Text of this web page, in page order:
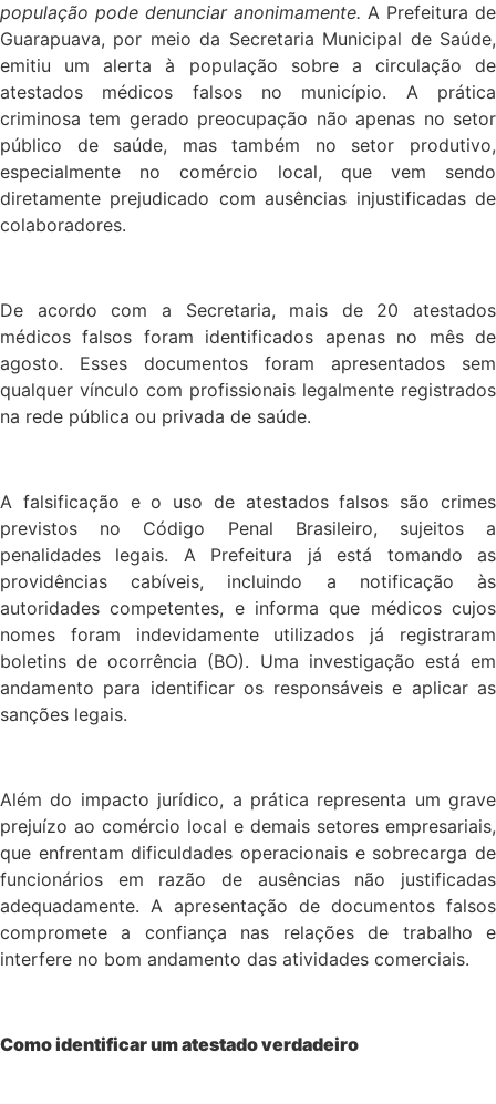
população pode denunciar anonimamente. A Prefeitura de
Guarapuava, por meio da Secretaria Municipal de Saúde,
emitiu um alerta à população sobre a circulação de
atestados médicos falsos no município. A prática
criminosa tem gerado preocupação não apenas no setor
público de saúde, mas também no setor produtivo,
especialmente no comércio local, que vem sendo
diretamente prejudicado com ausências injustificadas de
colaboradores.
De acordo com a Secretaria, mais de 20 atestados
médicos falsos foram identificados apenas no mês de
agosto. Esses documentos foram apresentados sem
qualquer vínculo com profissionais legalmente registrados
na rede pública ou privada de saúde.
A falsificação e o uso de atestados falsos são crimes
previstos no Código Penal Brasileiro, sujeitos a
penalidades legais. A Prefeitura já está tomando as
providências cabíveis, incluindo a notificação às
autoridades competentes, e informa que médicos cujos
nomes foram indevidamente utilizados já registraram
boletins de ocorrência (BO). Uma investigação está em
andamento para identificar os responsáveis e aplicar as
sanções legais.
Além do impacto jurídico, a prática representa um grave
prejuízo ao comércio local e demais setores empresariais,
que enfrentam dificuldades operacionais e sobrecarga de
funcionários em razão de ausências não justificadas
adequadamente. A apresentação de documentos falsos
compromete a confiança nas relações de trabalho e
interfere no bom andamento das atividades comerciais.
Como identificar um atestado verdadeiro